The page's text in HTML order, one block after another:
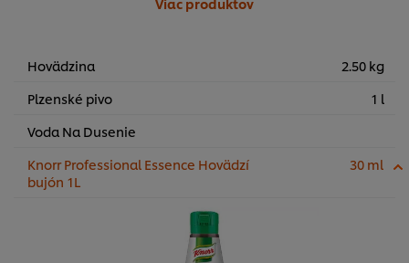
Viac produktov
Hovädzina
2.50 kg
Plzenské pivo
1 l
Voda Na Dusenie
Knorr Professional Essence Hovädzí
bujón 1L
30 ml